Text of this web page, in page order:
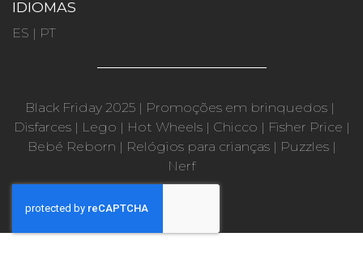
IDIOMAS
ES | PT
Black Friday 2025 | Promoções em brinquedos |
Disfarces| Lego | Hot Wheels| Chicco | Fisher Price |
Bebé Reborn | Relógios para crianças| Puzzles|
Nerf